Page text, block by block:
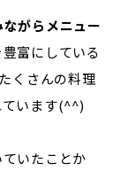
がらメニュー
富にしている
くさんの料理
ています(^^)
いたことか